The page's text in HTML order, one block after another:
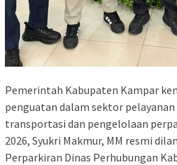
Pemerintah Kabupaten Kampar
penguatan dalam sektor
transportasi dan pengelolaan
2026, Syukri Makmur, MM resmi
Perparkiran Dinas Perhubungan